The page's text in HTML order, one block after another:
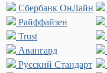
Сбербанк ОнЛайн
Райффайзен
Trust
Авангард
Русский Стандарт